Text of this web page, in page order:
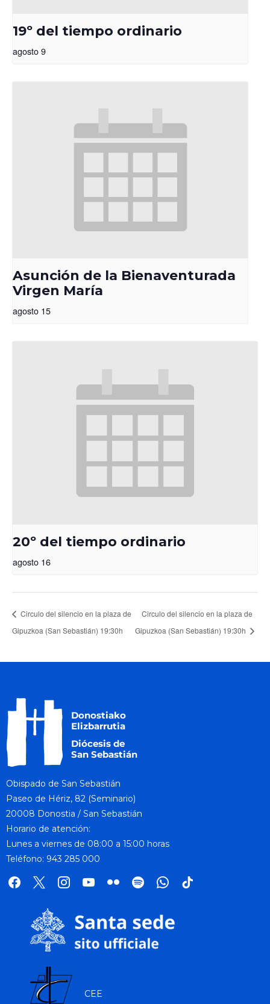
19º del tiempo ordinario
agosto 9
Asunción de la Bienaventurada
Virgen María
agosto 15
20º del tiempo ordinario
agosto 16
Circulo del silencio en la plaza de
Gipuzkoa (San Sebastián) 19:30h
Circulo del silencio en la plaza de
Gipuzkoa (San Sebastián) 19:30h
Obispado de San Sebastián
Paseo de Hériz, 82 (Seminario)
20008 Donostia / San Sebastián
Horario de atención:
Lunes a viernes de 08:00 a 15:00 horas
Teléfono: 943 285 000
facebook
x instagramyoutube
flickr spotifywhatsapp
tik
CEE